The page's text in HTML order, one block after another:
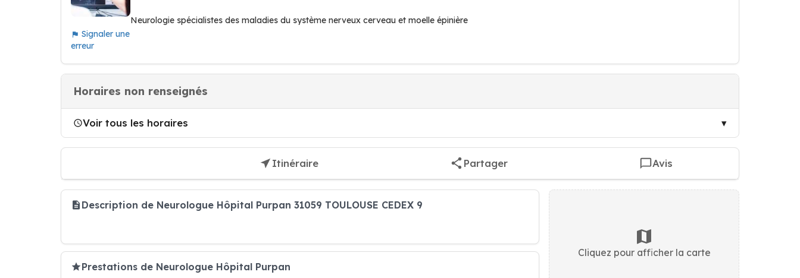
Signaler une
erreur
Neurologie spécialistes des maladies du système nerveux cerveau et moelle épinière
Horaires non renseignés
Voir tous les horaires
Itinéraire Partager Avis
Description de Neurologue Hôpital Purpan 31059 TOULOUSE CEDEX 9
Prestations de Neurologue Hôpital Purpan
Cliquez pour afficher la carte